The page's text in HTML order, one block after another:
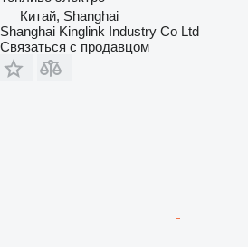
Китай, Shanghai
Shanghai Kinglink Industry Co Ltd
Связаться с продавцом